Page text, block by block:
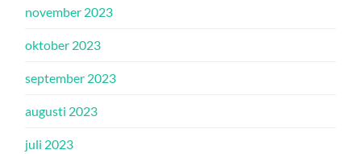
november 2023
oktober 2023
september 2023
augusti 2023
juli 2023